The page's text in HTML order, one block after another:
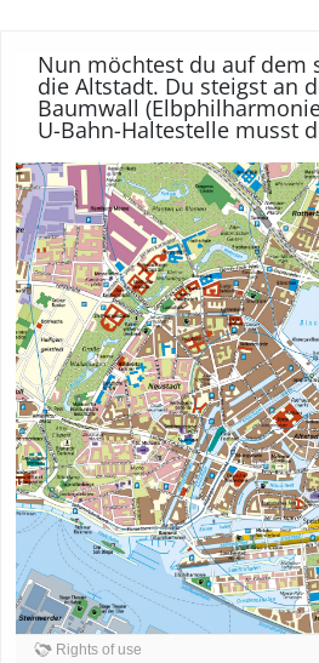
Nun möchtest du auf dem
die Altstadt. Du steigst an
Baumwall
U-Bahn-Haltestelle musst
Rights of use